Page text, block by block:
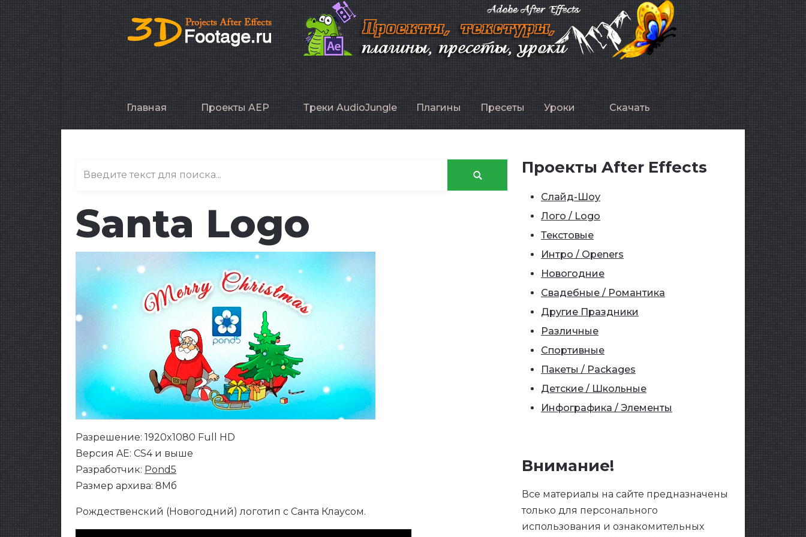
Главная Проекты AEP Треки AudioJungle Плагины Пресеты Уроки Скачать
Santa Logo
Разрешение: 1920x1080 Full HD
Версия AE: CS4 и выше
Разработчик: Pond5
Размер архива: 8Мб
Рождественский (Новогодний) логотип с Санта Клаусом.
Проекты After Effects
Слайд-Шоу
Лого / Logo
Текстовые
Интро / Openers
Новогодние
Свадебные / Романтика
Другие Праздники
Различные
Спортивные
Пакеты / Packages
Детские / Школьные
Инфографика / Элементы
Внимание!
Все материалы на сайте предназначены
только для персонального
использования и ознакомительных